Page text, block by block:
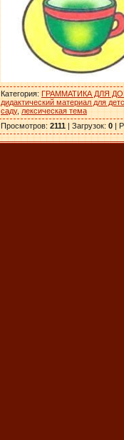
Категория: ГРАММАТИКА ДЛЯ
дидактический материал для детс
саду, лексическая тема
Просмотров: 2111 | Загрузок: 0 |